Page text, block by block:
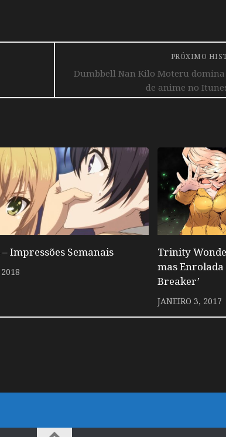
PRÓXIMO
Dumbbell Nan Kilo Moteru domina
de anime no
Impressões Semanais
Trinity
mas Enrolada
Breaker’
JANEIRO 3, 2017